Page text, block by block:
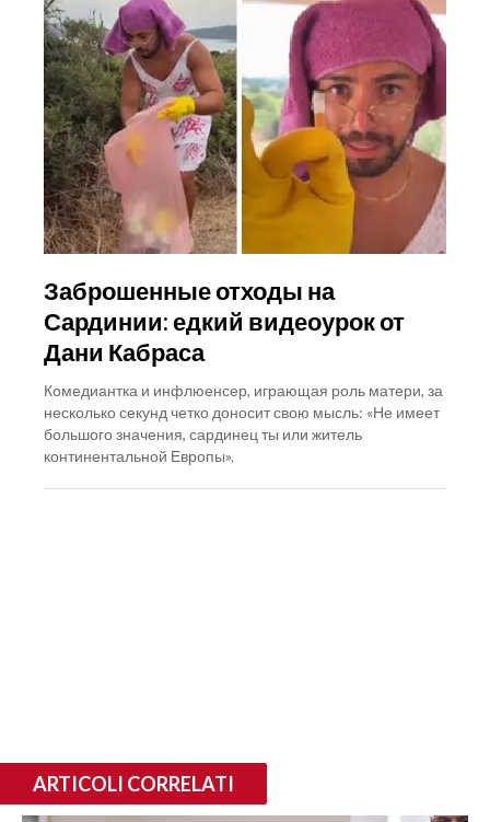
Заброшенные отходы на
Сардинии: едкий видеоурок от
Дани Кабраса
Комедиантка и инфлюенсер, играющая роль матери, за
несколько секунд четко доносит свою мысль: «Не имеет
большого значения, сардинец ты или житель
континентальной Европы».
ARTICOLI CORRELATI